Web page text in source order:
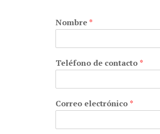
Nombre*
Teléfono de contacto*
Correo electrónico*